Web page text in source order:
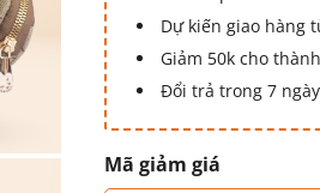
Dự kiến giao hàng
Giảm 50k cho
Đổi trả trong 7
Mã giảm giá